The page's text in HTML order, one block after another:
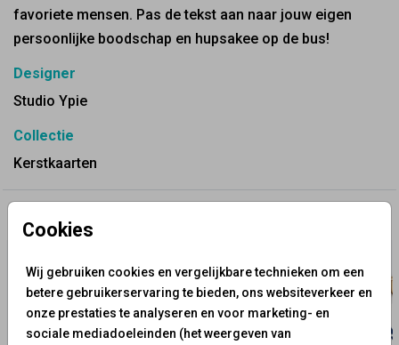
Cookies
Wij gebruiken cookies en vergelijkbare technieken om een
betere gebruikerservaring te bieden, ons websiteverkeer en
onze prestaties te analyseren en voor marketing- en
sociale mediadoeleinden (het weergeven van
favoriete mensen. Pas de tekst aan naar jouw eigen
persoonlijke boodschap en hupsakee op de bus!
Designer
Studio Ypie
Collectie
Kerstkaarten
✨ Deze ontwerpen vind je misschien ook leuk